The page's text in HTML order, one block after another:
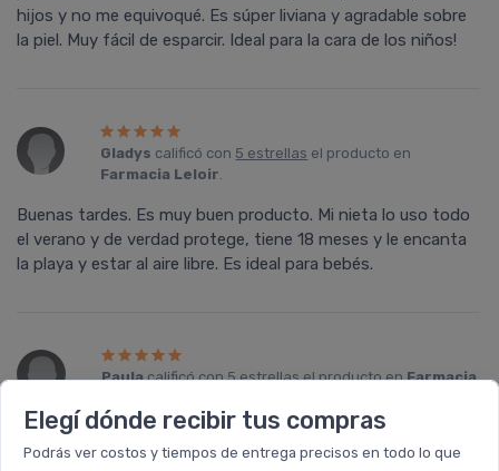
Elegí dónde recibir tus compras
Podrás ver costos y tiempos de entrega precisos en todo lo que
hijos y no me equivoqué. Es súper liviana y agradable sobre
la piel. Muy fácil de esparcir. Ideal para la cara de los niños!
Gladys calificó con 5 estrellas el producto en
Farmacia Leloir.
Buenas tardes. Es muy buen producto. Mi nieta lo uso todo
el verano y de verdad protege, tiene 18 meses y le encanta
la playa y estar al aire libre. Es ideal para bebés.
Paulacalificó con5 estrellasel producto enFarmacia
Excelente protector para niños! Resistente al agua y al
sudor y no se lo pueden sacar frotando, muy muy bueno!